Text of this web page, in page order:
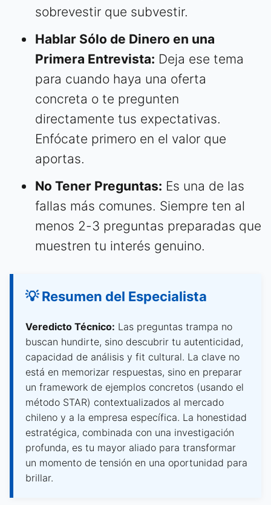
sobrevestir que subvestir.
Hablar Sólo de Dinero en una
Primera Entrevista: Deja ese tema
para cuando haya una oferta
concreta o te pregunten
directamente tus expectativas.
Enfócate primero en el valor que
aportas.
No Tener Preguntas: Es una de las
fallas más comunes. Siempre ten al
menos 2-3 preguntas preparadas que
muestren tu interés genuino.
💡 Resumen del Especialista
Veredicto Técnico: Las preguntas trampa no
buscan hundirte, sino descubrir tu autenticidad,
capacidad de análisis y fit cultural. La clave no
está en memorizar respuestas, sino en preparar
un framework de ejemplos concretos (usando el
método STAR) contextualizados al mercado
chileno y a la empresa específica. La honestidad
estratégica, combinada con una investigación
profunda, es tu mayor aliado para transformar
un momento de tensión en una oportunidad para
brillar.